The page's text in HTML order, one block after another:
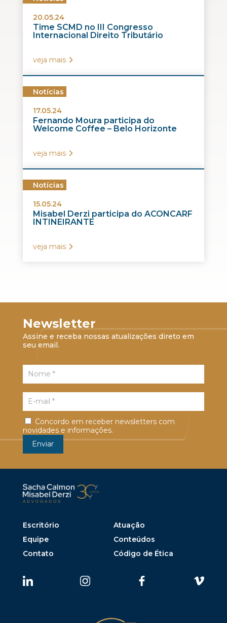
20.05.24
Time SCMD no III Congresso
Internacional Direito Tributário
veja mais
Notícias
17.05.24
Fernando Moura participa do
Welcome Coffee – Belo Horizonte
veja mais
Notícias
15.05.24
Misabel Derzi participa do ACONCARF
INTINEIRANTE
veja mais
Newsletter
Assine e receba nossas atualizações direto em
seu email.
Concordo em receber newsletters com
novidades e informações.
Escritório
Atuação
Equipe
Conteúdos
Contato
Código de Ética